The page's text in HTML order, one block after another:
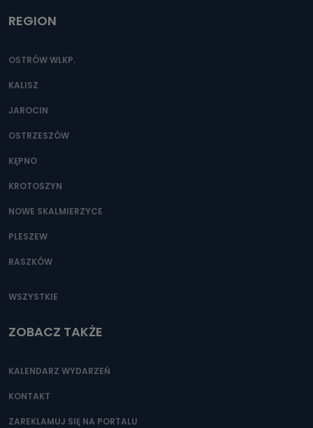
REGION
OSTRÓW WLKP.
KALISZ
JAROCIN
OSTRZESZÓW
KĘPNO
KROTOSZYN
NOWE SKALMIERZYCE
PLESZEW
RASZKÓW
WSZYSTKIE
ZOBACZ TAKŻE
KALENDARZ WYDARZEŃ
KONTAKT
ZAREKLAMUJ SIĘ NA PORTALU